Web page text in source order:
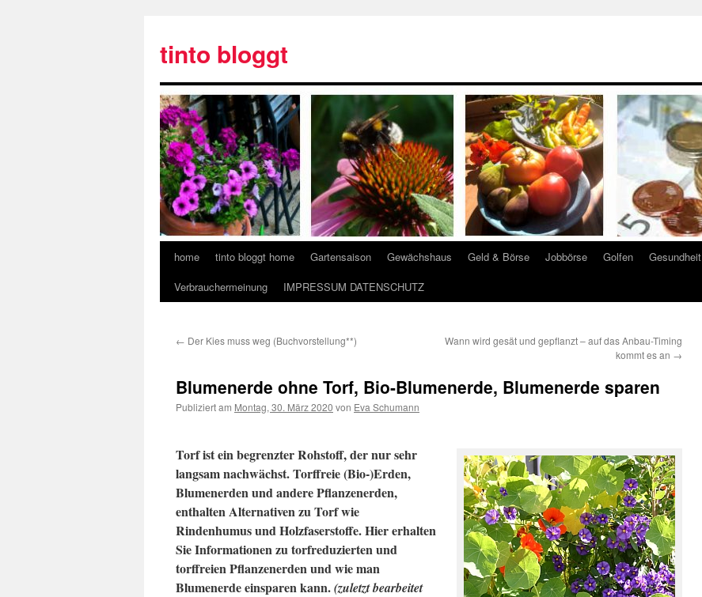
tinto bloggt
home tinto bloggt home Gartensaison Gewächshaus Geld & Börse Jobbörse Golfen Gesundheit
Verbrauchermeinung
IMPRESSUM DATENSCHUTZ
← Der Kies muss weg (Buchvorstellung**)
Wann wird gesät und gepflanzt – auf das Anbau-Timing
kommt es an →
Blumenerde ohne Torf, Bio-Blumenerde, Blumenerde sparen
Publiziert am Montag, 30. März 2020 von Eva Schumann
Torf ist ein begrenzter Rohstoff, der nur sehr
langsam nachwächst. Torffreie (Bio-)Erden,
Blumenerden und andere Pflanzenerden,
enthalten Alternativen zu Torf wie
Rindenhumus und Holzfaserstoffe. Hier erhalten
Sie Informationen zu torfreduzierten und
torffreien Pflanzenerden und wie man
Blumenerde einsparen kann.(zuletzt bearbeitet